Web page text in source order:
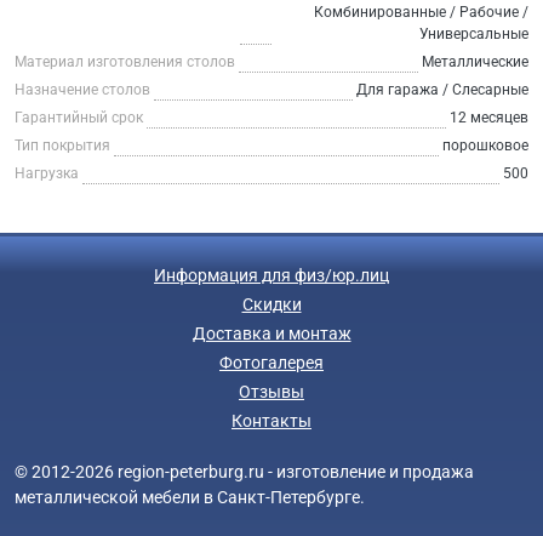
Комбинированные / Рабочие /
Универсальные
Материал изготовления столов
Металлические
Назначение столов
Для гаража / Слесарные
Гарантийный срок
12 месяцев
Тип покрытия
порошковое
Нагрузка
500
Информация для физ/юр.лиц
Скидки
Доставка и монтаж
Фотогалерея
Отзывы
Контакты
© 2012-2026 region-peterburg.ru - изготовление и продажа
металлической мебели в Санкт-Петербурге.